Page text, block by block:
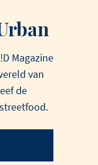
Magazine
van
de